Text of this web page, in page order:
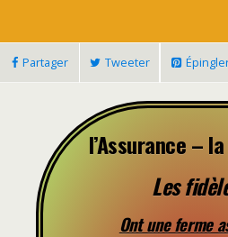
Partager Tweeter
l’Assurance –
Les
Ont une ferme